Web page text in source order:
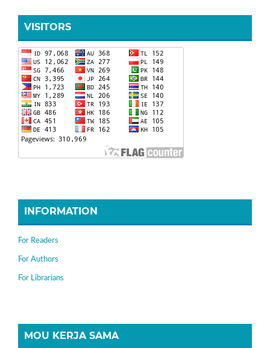
VISITORS
INFORMATION
For Readers
For Authors
For Librarians
MOU KERJA SAMA